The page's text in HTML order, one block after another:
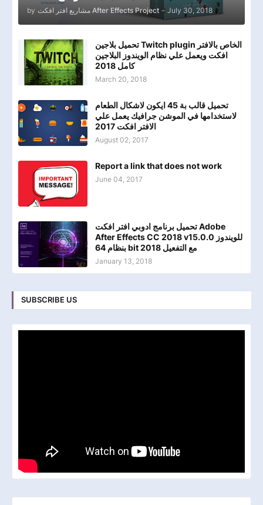
by مشاريع افتر افكت After Effects Project - July 30, 2018
تحميل بلاجين Twitch plugin الخاص بالافتر
افكت ويعمل علي نظام الويندوز البلاجين
كامل 2018
March 20, 2018
تحميل قالب بة 45 ايكون لاشكال الطعام
لاستخدامها في الموشن جرافيك يعمل علي
الافتر افكت 2017
August 02, 2017
Report a link that does not work
June 04, 2017
تحميل برنامج ادوبي افتر افكت Adobe
After Effects CC 2018 v15.0.0 للويندوز
بنظام 64 bit مع التفعيل 2018
January 13, 2018
SUBSCRIBE US